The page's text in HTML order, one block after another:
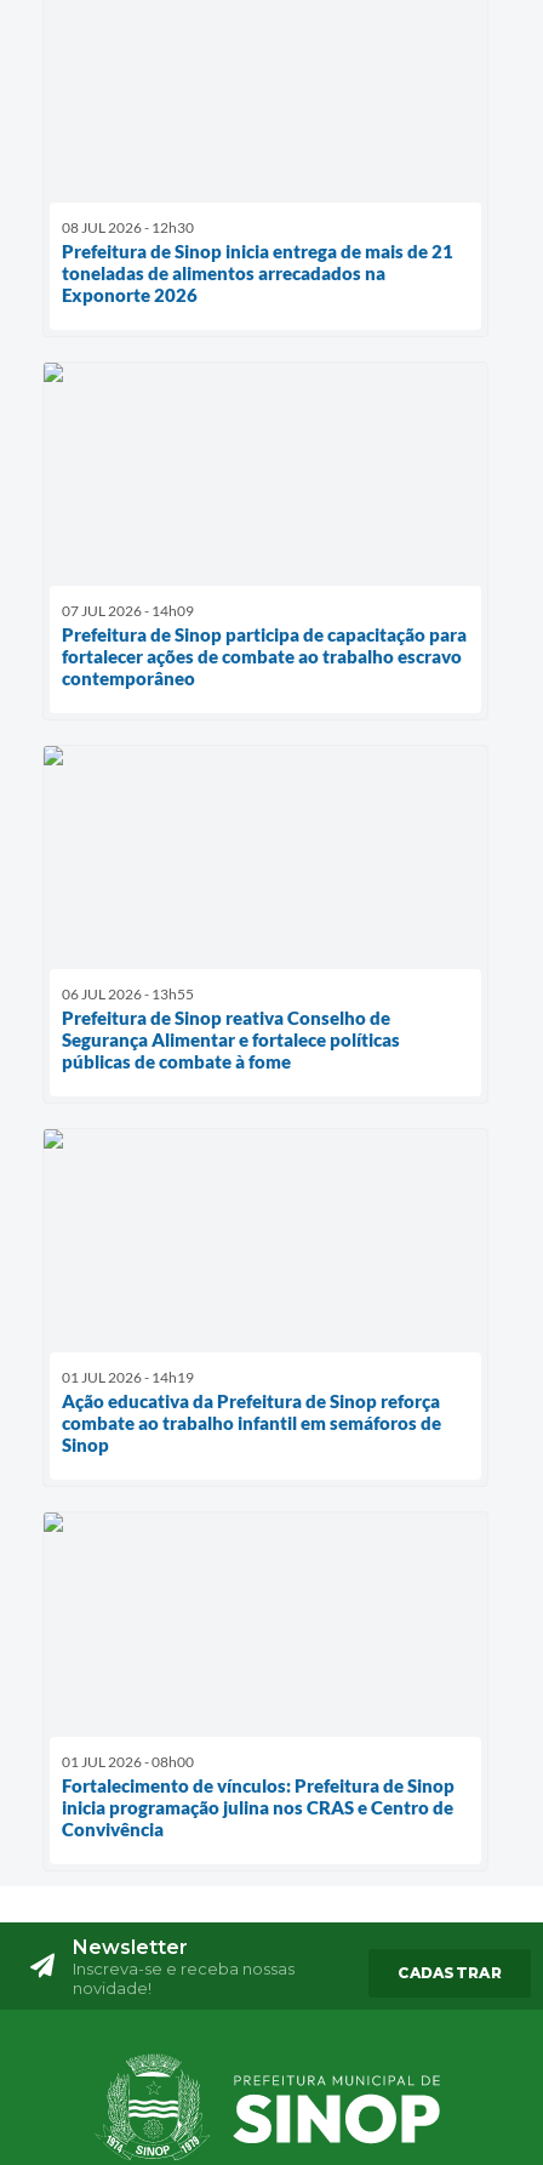
08 JUL 2026 - 12h30
Prefeitura de Sinop inicia entrega de mais de 21
toneladas de alimentos arrecadados na
Exponorte 2026
07 JUL 2026 - 14h09
Prefeitura de Sinop participa de capacitação para
fortalecer ações de combate ao trabalho escravo
contemporâneo
06 JUL 2026 - 13h55
Prefeitura de Sinop reativa Conselho de
Segurança Alimentar e fortalece políticas
públicas de combate à fome
01 JUL 2026 - 14h19
Ação educativa da Prefeitura de Sinop reforça
combate ao trabalho infantil em semáforos de
Sinop
01 JUL 2026 - 08h00
Fortalecimento de vínculos: Prefeitura de Sinop
inicia programação julina nos CRAS e Centro de
Convivência
Newsletter
Inscreva-se e receba nossas
novidade!
CADASTRAR